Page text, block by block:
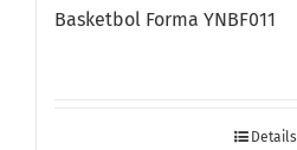
Basketbol Forma YNBF011
Details